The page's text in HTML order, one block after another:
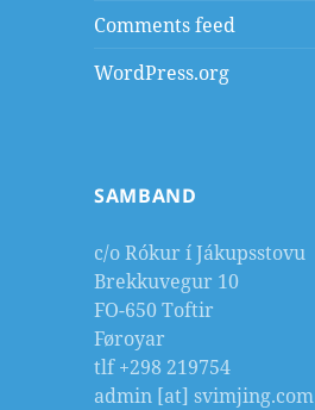
Comments feed
WordPress.org
SAMBAND
c/o Rókur í Jákupsstovu
Brekkuvegur 10
FO-650 Toftir
Føroyar
tlf +298 219754
admin [at] svimjing.com